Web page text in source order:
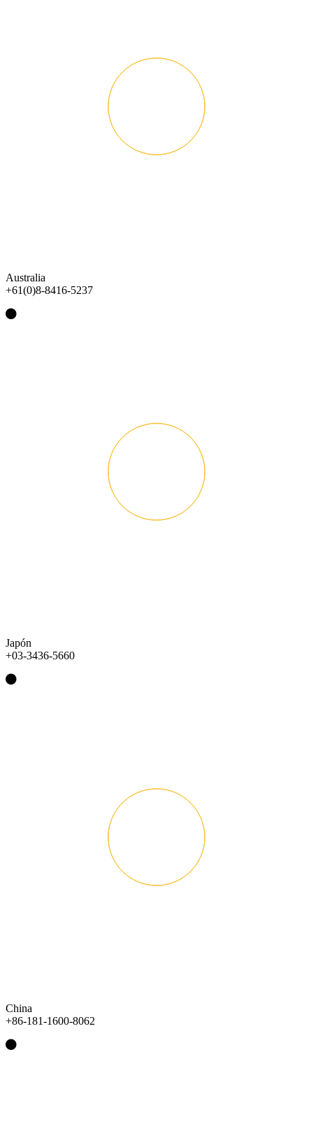
Australia
+61(0)8-8416-5237
Japón
+03-3436-5660
China
+86-181-1600-8062